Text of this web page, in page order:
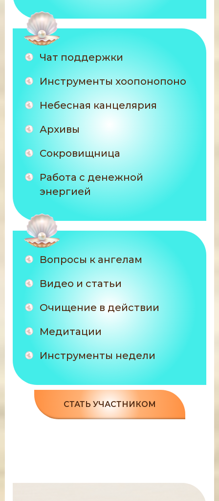
Чат поддержки
Инструменты хоопонопоно
Небесная канцелярия
Архивы
Сокровищница
Работа с денежной
энергией
Вопросы к ангелам
Видео и статьи
Очищение в действии
Медитации
Инструменты недели
СТАТЬ УЧАСТНИКОМ
Ссылка на это место страницы:#razdel1